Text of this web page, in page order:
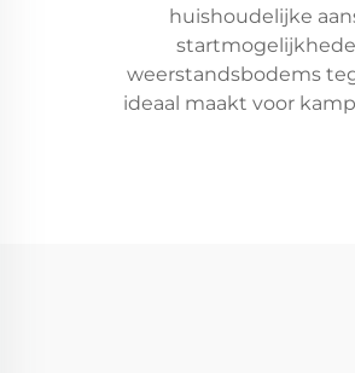
huishoudelijke
weerstandsbodems
ideaal maakt voor